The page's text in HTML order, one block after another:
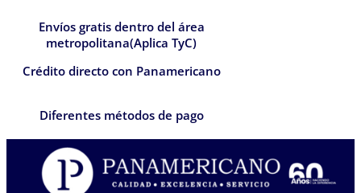
Envíos gratis dentro del área
metropolitana(Aplica TyC)
Crédito directo con Panamericano
Diferentes métodos de pago